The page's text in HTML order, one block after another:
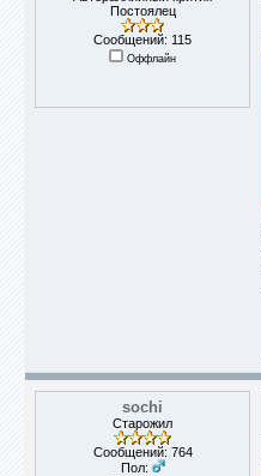
Постоялец
Сообщений: 115
Оффлайн
sochi
Старожил
Сообщений: 764
Пол: